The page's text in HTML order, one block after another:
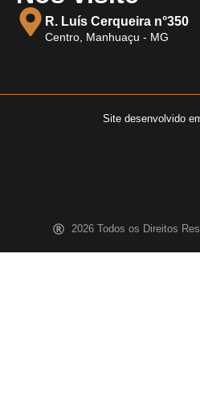
R. Luís Cerqueira n°350
Centro, Manhuaçu - MG
Site desenvolvido
2026 Todos os Direitos